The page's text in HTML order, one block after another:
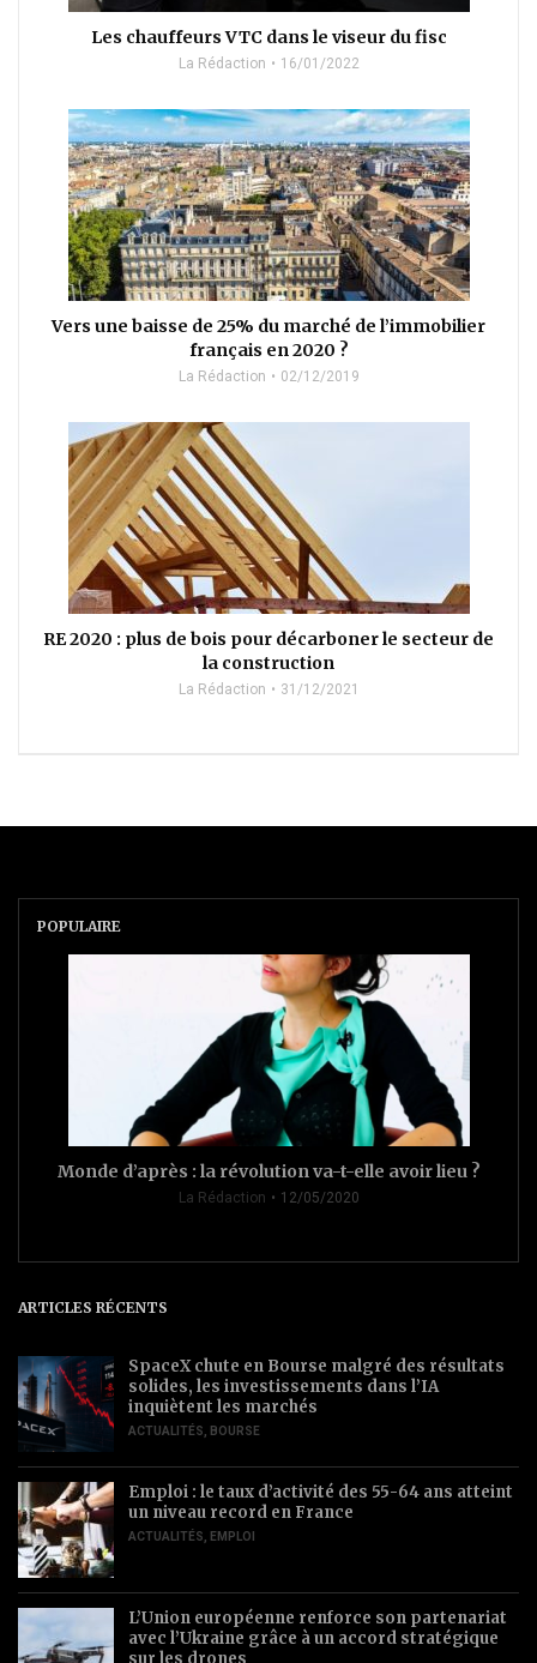
Les chauffeurs VTC dans le viseur du fisc
La Rédaction 16/01/2022
Vers une baisse de 25% du marché de l’immobilier
français en 2020 ?
La Rédaction 02/12/2019
RE 2020 : plus de bois pour décarboner le secteur de
la construction
La Rédaction 31/12/2021
POPULAIRE
Monde d’après : la révolution va-t-elle avoir lieu ?
La Rédaction 12/05/2020
ARTICLES RÉCENTS
SpaceX chute en Bourse malgré des résultats
solides, les investissements dans l’IA
inquiètent les marchés
ACTUALITÉS BOURSE
Emploi : le taux d’activité des 55-64 ans atteint
un niveau record en France
ACTUALITÉS EMPLOI
L’Union européenne renforce son partenariat
avec l’Ukraine grâce à un accord stratégique
sur les drones